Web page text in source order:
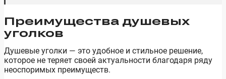
Преимущества душевых
уголков
Душевые уголки — это удобное и стильное решение,
которое не теряет своей актуальности благодаря ряду
неоспоримых преимуществ.